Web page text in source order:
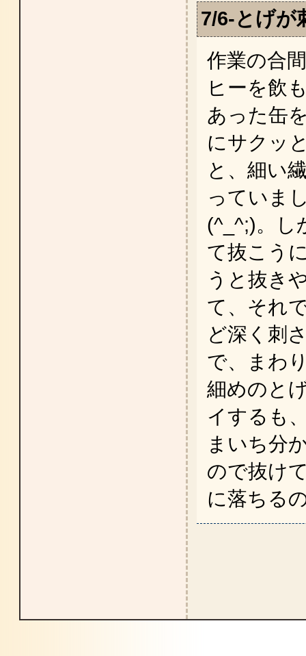
7/6-とげが
作業の合
ヒーを飲
あった缶
にサクッ
と、細い
っていま
(^_^;)。し
て抜こう
うと抜き
て、それ
ど深く刺
で、まわ
細めのと
イするも
まいち分
ので抜け
に落ちる